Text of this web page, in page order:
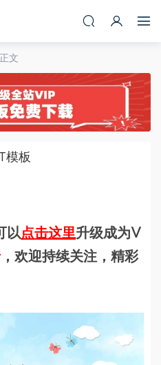
正文
模板
以点击这里升级成为V
，欢迎持续关注，精彩